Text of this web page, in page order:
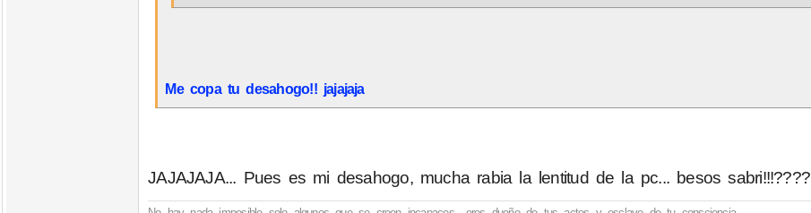
Me copa tu desahogo!! jajajaja
JAJAJAJA... Pues es mi desahogo, mucha rabia la lentitud de la pc... besos sabri!!!????